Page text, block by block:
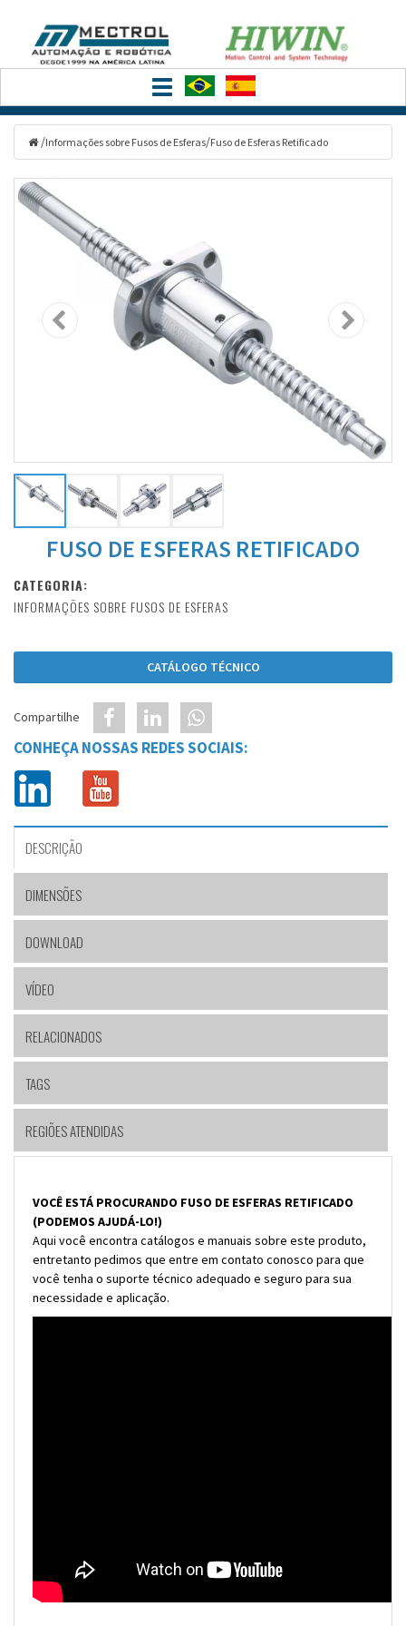
Toggle
navigation
/Informações sobre Fusos de Esferas/Fuso de Esferas Retificado
FUSO DE ESFERAS RETIFICADO
CATEGORIA:
INFORMAÇÕES SOBRE FUSOS DE ESFERAS
CATÁLOGO TÉCNICO
Compartilhe
CONHEÇA NOSSAS REDES SOCIAIS:
DESCRIÇÃO
DIMENSÕES
DOWNLOAD
VÍDEO
RELACIONADOS
TAGS
REGIÕES ATENDIDAS
VOCÊ ESTÁ PROCURANDO FUSO DE ESFERAS RETIFICADO
(PODEMOS AJUDÁ-LO!)
Aqui você encontra catálogos e manuais sobre este produto,
entretanto pedimos que entre em contato conosco para que
você tenha o suporte técnico adequado e seguro para sua
necessidade e aplicação.
Filtrar
Categorias